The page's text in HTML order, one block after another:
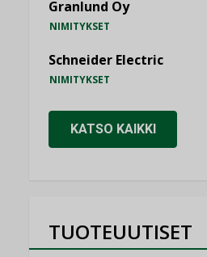
Granlund Oy
NIMITYKSET
Schneider Electric
NIMITYKSET
KATSO KAIKKI
TUOTEUUTISET